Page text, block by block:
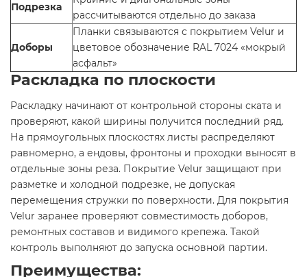
Подрезка
рассчитываются отдельно до заказа
Доборы
Планки связываются с покрытием Velur и
цветовое обозначение RAL 7024 «мокрый
асфальт»
Раскладка по плоскости
Раскладку начинают от контрольной стороны ската и
проверяют, какой ширины получится последний ряд.
На прямоугольных плоскостях листы распределяют
равномерно, а ендовы, фронтоны и проходки выносят в
отдельные зоны реза. Покрытие Velur защищают при
разметке и холодной подрезке, не допуская
перемещения стружки по поверхности. Для покрытия
Velur заранее проверяют совместимость доборов,
ремонтных составов и видимого крепежа. Такой
контроль выполняют до запуска основной партии.
Преимущества: